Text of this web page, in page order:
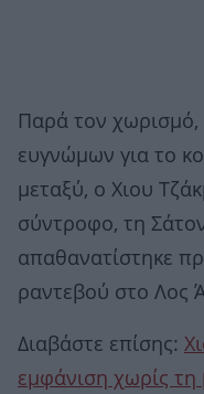
Παρά τον χωρισμό,
ευγνώμων για το
μεταξύ, ο Χιου
σύντροφο, τη
απαθανατίστηκε
ραντεβού στο Λος
Διαβάστε επίσης:
εμφάνιση χωρίς τη